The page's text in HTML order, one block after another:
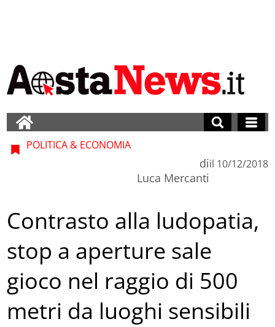
POLITICA & ECONOMIA
di
Luca Mercanti
il 10/12/2018
Contrasto alla ludopatia,
stop a aperture sale
gioco nel raggio di 500
metri da luoghi sensibili